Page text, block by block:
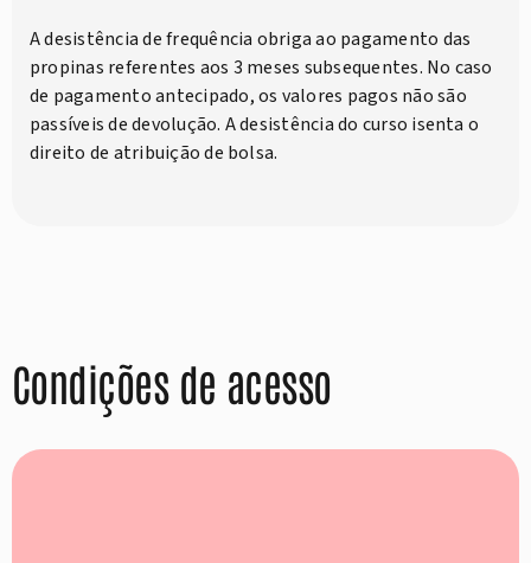
A desistência de frequência obriga ao pagamento das
propinas referentes aos 3 meses subsequentes. No caso
de pagamento antecipado, os valores pagos não são
passíveis de devolução. A desistência do curso isenta o
direito de atribuição de bolsa.
Condições de acesso